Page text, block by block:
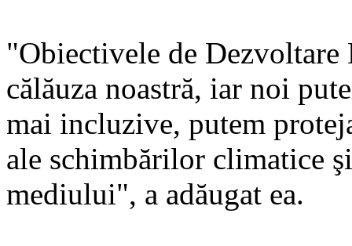
"Obiectivele de Dezvoltare
călăuza noastră, iar noi
mai incluzive, putem
ale schimbărilor climatice
mediului", a adăugat ea.